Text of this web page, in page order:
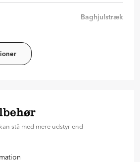
Baghjulstræk
stå med mere udstyr end